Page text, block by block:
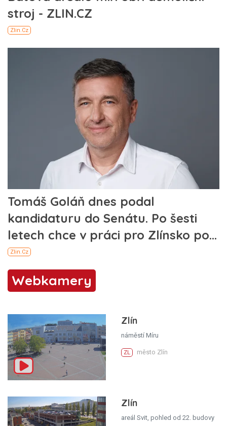
Webkamery
Zlín
náměstí Míru
ZL město Zlín
Zlín
areál Svit, pohled od 22. budovy